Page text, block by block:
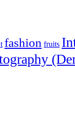
fashion fruits